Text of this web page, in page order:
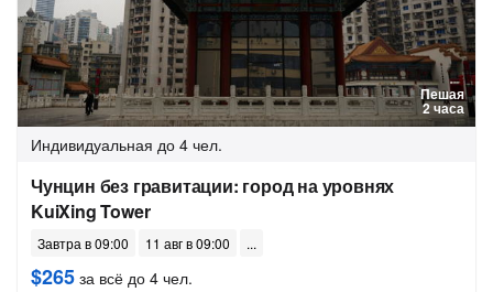
Пешая
2 часа
Индивидуальная до 4 чел.
Чунцин без гравитации: город на уровнях
KuiXing Tower
Завтра в 09:00 11 авг в 09:00
$265 за всё до 4 чел.